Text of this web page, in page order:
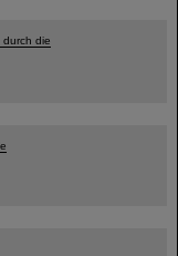
durch die